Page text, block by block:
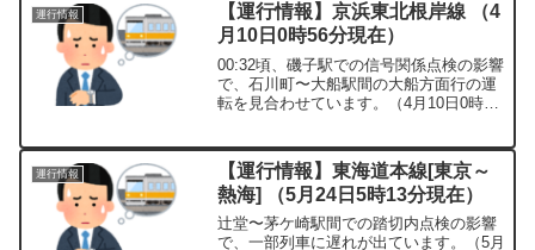
運行情報
【運行情報】京浜東北根岸線 （4
月10日0時56分現在）
00:32頃、磯子駅での信号関係点検の影響
で、石川町〜大船駅間の大船方面行の運
転を見合わせています。（4月10日0時56
運行情報
【運行情報】東海道本線[東京～
熱海] （5月24日5時13分現在）
辻堂〜茅ケ崎駅間での踏切内点検の影響
で、一部列車に遅れが出ています。（5月